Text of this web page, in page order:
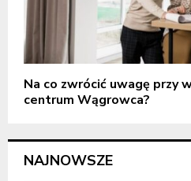
Na co zwrócić uwagę przy
centrum Wągrowca?
NAJNOWSZE